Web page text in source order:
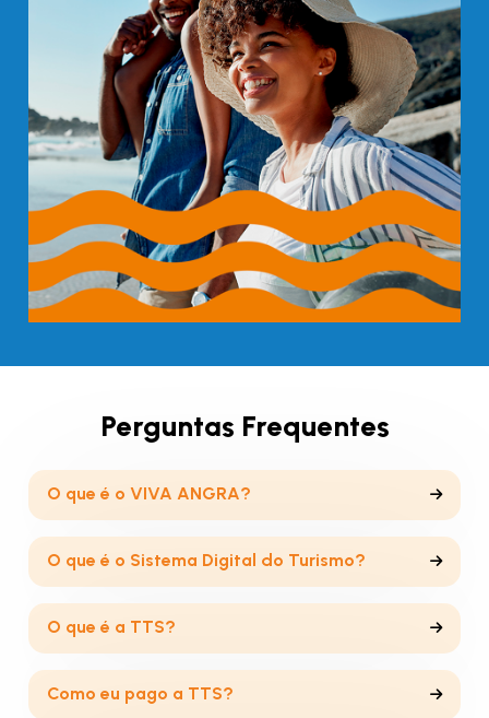
Perguntas Frequentes
O que é o VIVA ANGRA?
O que é o Sistema Digital do Turismo?
O que é a TTS?
Como eu pago a TTS?